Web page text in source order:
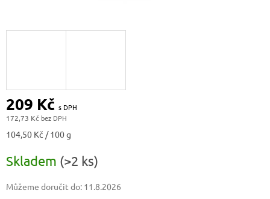
209 Kč
172,73 Kč
Měrná
104,50 Kč / 100 g
Skladem (>2 ks)
Můžeme doručit do: 11.8.2026